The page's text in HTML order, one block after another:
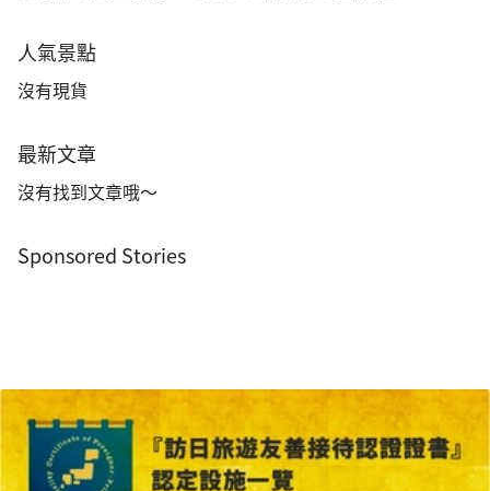
人氣景點
沒有現貨
最新文章
沒有找到文章哦～
Sponsored Stories